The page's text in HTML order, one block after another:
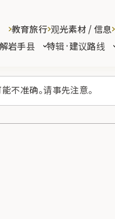
不准确。请事先注意。
岩手县 特辑·建议路线
教育旅行 观光素材 / 信息